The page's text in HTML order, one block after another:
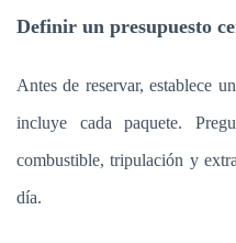
Definir un presupuesto
Antes de reservar, establece
incluye cada paquete.
combustible, tripulación y
día.